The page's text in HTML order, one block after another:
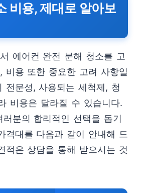
비용, 제대로 알아보
에어컨 완전 분해 청소를 고
비용 또한 중요한 고려 사항일
전문성, 사용되는 세척제, 청
비용은 달라질 수 있습니다.
분의 합리적인 선택을 돕기
격대를 다음과 같이 안내해 드
적은 상담을 통해 받으시는 것